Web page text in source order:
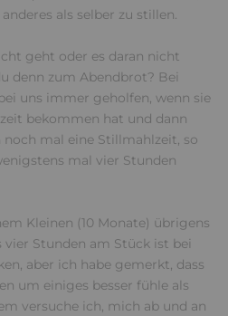
als selber zu stillen.
geht oder es daran nicht
denn zum Abendbrot? Bei
uns immer geholfen, wenn sie
bekommen hat und dann
mal eine Stillmahlzeit, so
mal vier Stunden
Kleinen (10 Monate) übrigens
vier Stunden am Stück ist bei
aber ich habe gemerkt, dass
um einiges besser fühle als
versuche ich, mich ab und an